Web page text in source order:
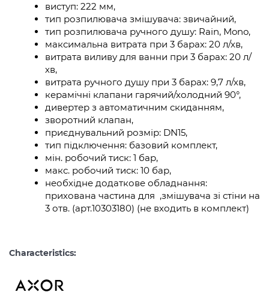
виступ: 222 мм,
тип розпилювача змішувача: звичайний,
тип розпилювача ручного душу: Rain, Mono,
максимальна витрата при 3 барах: 20 л/хв,
витрата виливу для ванни при 3 барах: 20 л/
хв,
витрата ручного душу при 3 барах: 9,7 л/хв,
керамічні клапани гарячий/холодний 90°,
дивертер з автоматичним скиданням,
зворотний клапан,
приєднувальний розмір: DN15,
тип підключення: базовий комплект,
мін. робочий тиск: 1 бар,
макс. робочий тиск: 10 бар,
необхідне додаткове обладнання:
прихована частина для ,змішувача зі стіни на
3 отв. (арт.10303180) (не входить в комплект)
Characteristics: